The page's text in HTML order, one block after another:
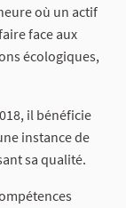
où un actif
face aux
écologiques,
il bénéficie
instance de
sa qualité.